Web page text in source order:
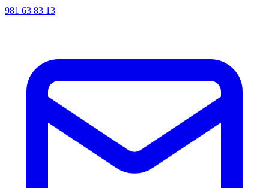
981 63 83 13